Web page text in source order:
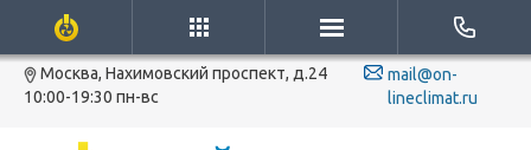
Москва, Нахимовский проспект, д.24
10:00-19:30 пн-вс
mail@on-
lineclimat.ru